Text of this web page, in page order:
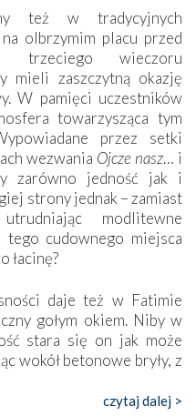
też w tradycyjnych
olbrzymim placu przed
trzeciego wieczoru
mieli zaszczytną okazję
W pamięci uczestników
towarzysząca tym
przez setki
wezwania Ojcze nasz… i
zarówno jedność jak i
strony jednak – zamiast
modlitewne
tego cudownego miejsca
łacinę?
daje też w Fatimie
gołym okiem. Niby w
stara się on jak może
wokół betonowe bryły, z
wspólnego z żywą,
czytaj dalej >